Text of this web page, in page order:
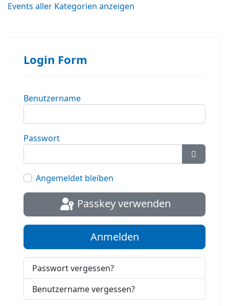
Events aller Kategorien anzeigen
Login Form
Benutzername
Passwort
Angemeldet bleiben
Passkey verwenden
Anmelden
Passwort vergessen?
Benutzername vergessen?